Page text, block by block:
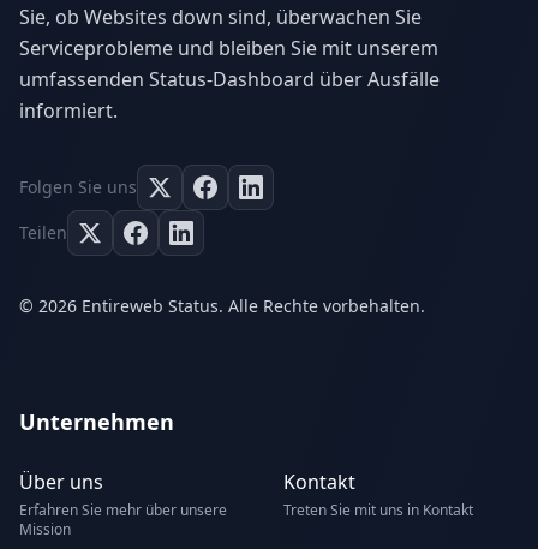
Sie, ob Websites down sind, überwachen Sie
Serviceprobleme und bleiben Sie mit unserem
umfassenden Status-Dashboard über Ausfälle
informiert.
Folgen Sie uns
Teilen
© 2026 Entireweb Status. Alle Rechte vorbehalten.
Unternehmen
Über uns
Erfahren Sie mehr über unsere
Mission
Kontakt
Treten Sie mit uns in Kontakt